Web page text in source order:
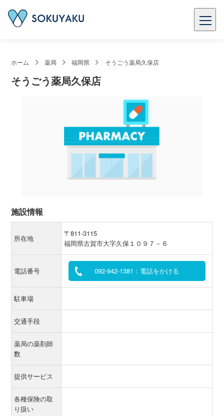
ホーム 薬局 福岡県 そうごう薬局久保店
そうごう薬局久保店
施設情報
所在地
〒811-3115
福岡県古賀市大字久保１０９７－６
電話番号 092-942-1381：電話をかける
駐車場
交通手段
薬局の薬剤師
数
提供サービス
各種保険の取
り扱い